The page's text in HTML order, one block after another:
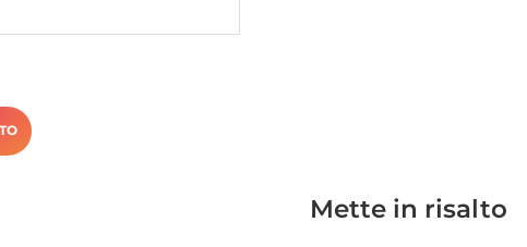
Mette in risalto